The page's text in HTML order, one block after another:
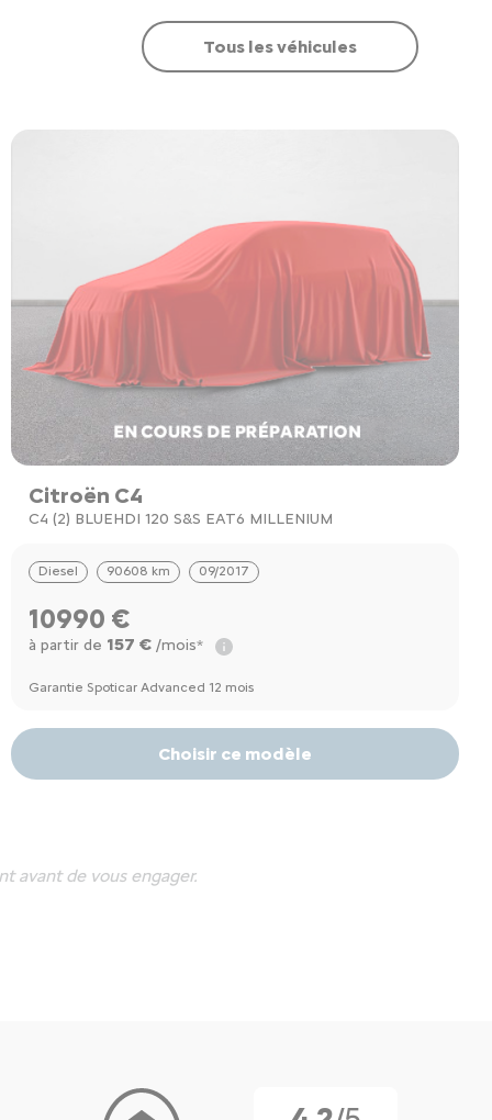
Citroën C4
C4 (2) BLUEHDI 120 S&S EAT6 MILLENIUM
Diesel 90608 km 09/2017
10990 €
à partir de 157 € /mois*
Garantie Spoticar Advanced 12 mois
Choisir ce modèle
avant de vous engager.
Tous les véhicules